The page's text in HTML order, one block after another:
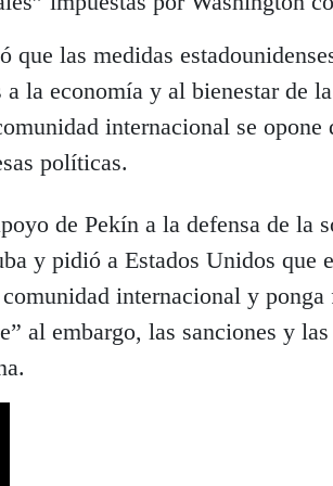
que las medidas
a la economía y al bienestar de
internacional se opone
políticas.
de Pekín a la defensa de la
y pidió a Estados Unidos que
internacional y ponga
al embargo, las sanciones y